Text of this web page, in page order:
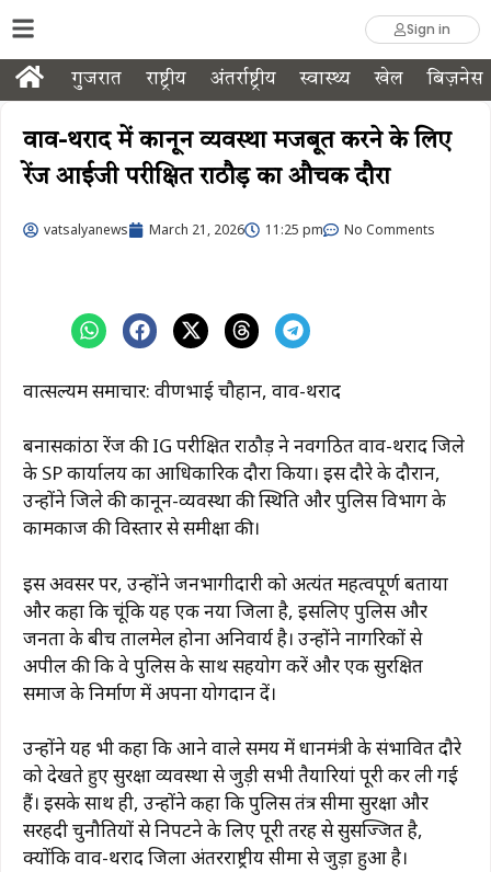
Sign in
गुजरात राष्ट्रीय अंतर्राष्ट्रीय स्वास्थ्य खेल बिज़नेस
वाव-थराद में कानून व्यवस्था मजबूत करने के लिए
रेंज आईजी परीक्षित राठौड़ का औचक दौरा
vatsalyanews March 21, 2026 11:25 pm No Comments
वात्सल्यम समाचार: प्रवीणभाई चौहान, वाव-थराद
बनासकांठा रेंज की IG परीक्षित राठौड़ ने नवगठित वाव-थराद जिले
के SP कार्यालय का आधिकारिक दौरा किया। इस दौरे के दौरान,
उन्होंने जिले की कानून-व्यवस्था की स्थिति और पुलिस विभाग के
कामकाज की विस्तार से समीक्षा की।
इस अवसर पर, उन्होंने जनभागीदारी को अत्यंत महत्वपूर्ण बताया
और कहा कि चूंकि यह एक नया जिला है, इसलिए पुलिस और
जनता के बीच तालमेल होना अनिवार्य है। उन्होंने नागरिकों से
अपील की कि वे पुलिस के साथ सहयोग करें और एक सुरक्षित
समाज के निर्माण में अपना योगदान दें।
उन्होंने यह भी कहा कि आने वाले समय में प्रधानमंत्री के संभावित दौरे
को देखते हुए सुरक्षा व्यवस्था से जुड़ी सभी तैयारियां पूरी कर ली गई
हैं। इसके साथ ही, उन्होंने कहा कि पुलिस तंत्र सीमा सुरक्षा और
सरहदी चुनौतियों से निपटने के लिए पूरी तरह से सुसज्जित है,
क्योंकि वाव-थराद जिला अंतरराष्ट्रीय सीमा से जुड़ा हुआ है।